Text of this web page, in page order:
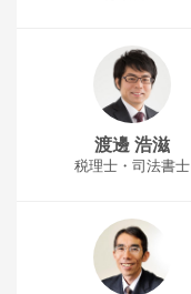
渡邊 浩滋
税理士・司法書士